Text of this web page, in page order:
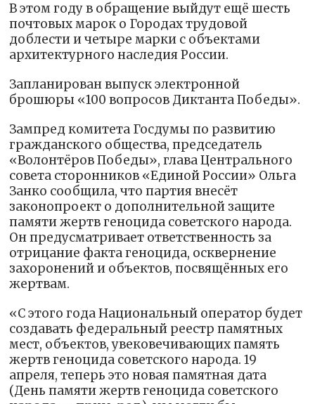
В этом году в обращение выйдут ещё шесть
почтовых марок о Городах трудовой
доблести и четыре марки с объектами
архитектурного наследия России.
Запланирован выпуск электронной
брошюры «100 вопросов Диктанта Победы».
Зампред комитета Госдумы по развитию
гражданского общества, председатель
«Волонтёров Победы», глава Центрального
совета сторонников «Единой России» Ольга
Занко сообщила, что партия внесёт
законопроект о дополнительной защите
памяти жертв геноцида советского народа.
Он предусматривает ответственность за
отрицание факта геноцида, осквернение
захоронений и объектов, посвящённых его
жертвам.
«С этого года Национальный оператор будет
создавать федеральный реестр памятных
мест, объектов, увековечивающих память
жертв геноцида советского народа. 19
апреля, теперь это новая памятная дата
(День памяти жертв геноцида советского